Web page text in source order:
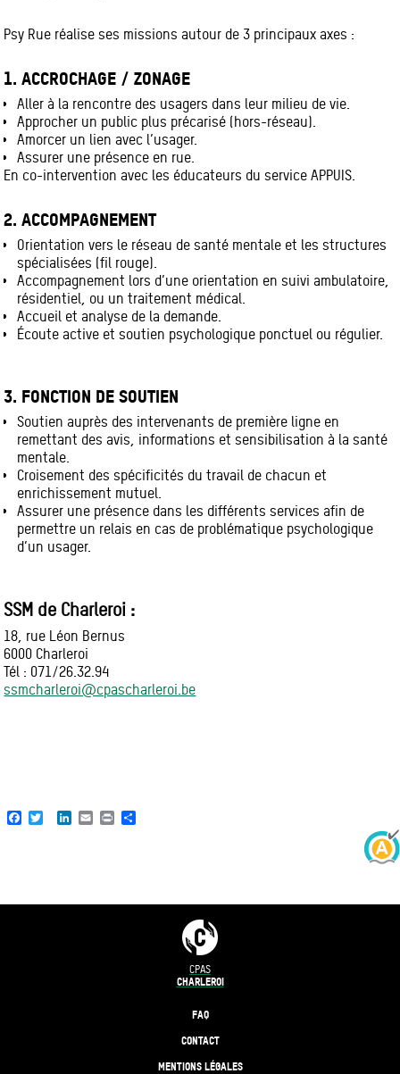
Psy Rue réalise ses missions autour de 3 principaux axes :
1. ACCROCHAGE / ZONAGE
Aller à la rencontre des usagers dans leur milieu de vie.
Approcher un public plus précarisé (hors-réseau).
Amorcer un lien avec l’usager.
Assurer une présence en rue.
En co-intervention avec les éducateurs du service APPUIS.
2. ACCOMPAGNEMENT
Orientation vers le réseau de santé mentale et les structures
spécialisées (fil rouge).
Accompagnement lors d’une orientation en suivi ambulatoire,
résidentiel, ou un traitement médical.
Accueil et analyse de la demande.
Écoute active et soutien psychologique ponctuel ou régulier.
3. FONCTION DE SOUTIEN
Soutien auprès des intervenants de première ligne en
remettant des avis, informations et sensibilisation à la santé
mentale.
Croisement des spécificités du travail de chacun et
enrichissement mutuel.
Assurer une présence dans les différents services afin de
permettre un relais en cas de problématique psychologique
d’un usager.
SSM de Charleroi :
18, rue Léon Bernus
6000 Charleroi
Tél : 071/26.32.94
ssmcharleroi@cpascharleroi.be
Facebook
TwitterLinkedIn
EmailPrint
CPAS
CHARLEROI
FAQ
CONTACT
MENTIONS LÉGALES